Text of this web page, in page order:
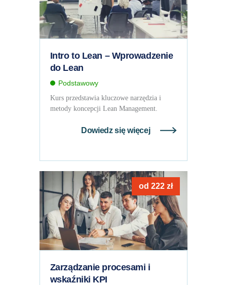
Intro to Lean – Wprowadzenie
do Lean
Podstawowy
Kurs przedstawia kluczowe narzędzia i
metody koncepcji Lean Management.
Dowiedz się więcej
od222zł
Zarządzanie procesami i
wskaźniki KPI